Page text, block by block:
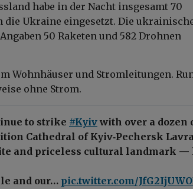
habe in der Nacht insgesamt 70
die Ukraine eingesetzt. Die
50 Raketen und 582 Drohnen
Wohnhäuser und Stromleitungen.
ohne Strom.
to strike #Kyiv with over a dozen
Cathedral of Kyiv‑Pechersk
and priceless cultural landmark —
and our… pic.twitter.com/